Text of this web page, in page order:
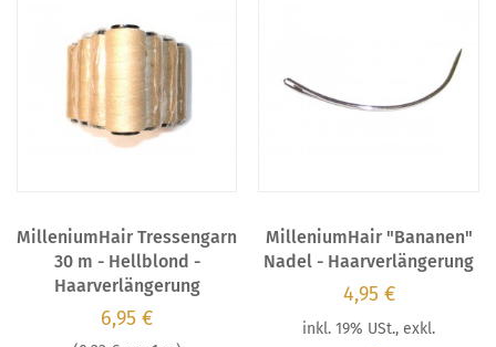
MilleniumHair Tressengarn
30 m - Hellblond -
Haarverlängerung
6,95 €
MilleniumHair "Bananen"
Nadel - Haarverlängerung
4,95 €
inkl. 19% USt.,exkl.